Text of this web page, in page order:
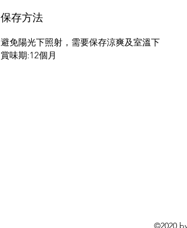
保存方法
避免陽光下照射，需要保存涼爽及室溫下
賞味期:12個月
©2020